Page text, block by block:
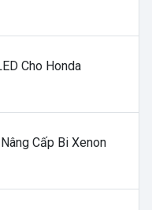
Cho Honda
Cấp Bi Xenon